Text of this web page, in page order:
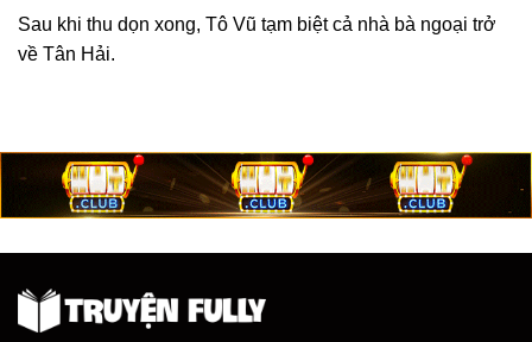
Sau khi thu dọn xong, Tô Vũ tạm biệt cả nhà bà ngoại trở
về Tân Hải.